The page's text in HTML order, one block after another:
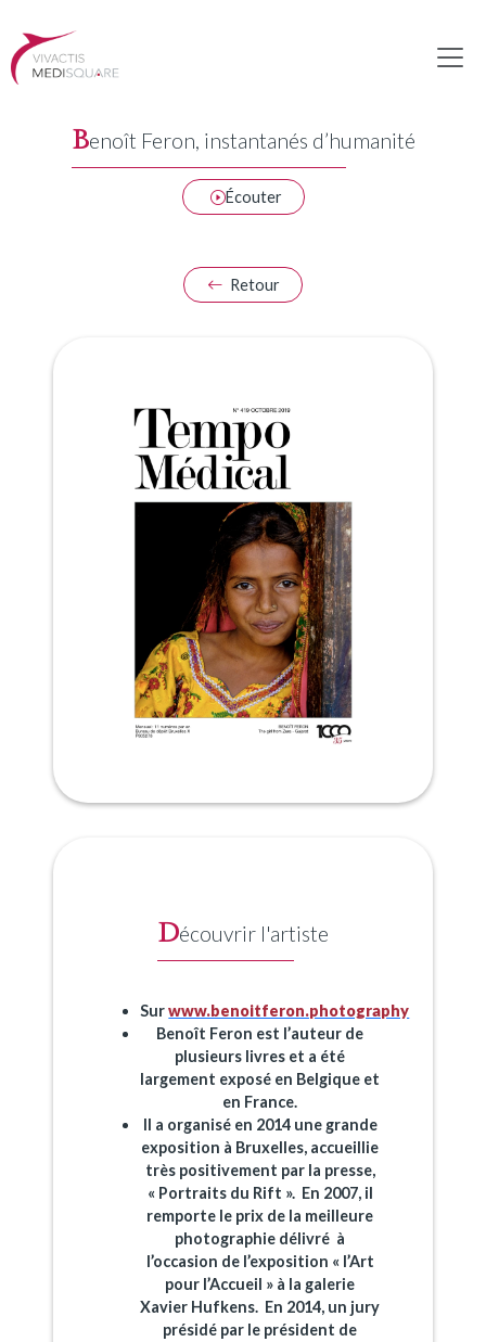
Benoît Feron, instantanés d’humanité
Écouter
Retour
Découvrir l'artiste
Surwww.benoitferon.photography
Benoît Feron est l’auteur de
plusieurs livres et a été
largement exposé en Belgique et
en France.
Il a organisé en 2014 une grande
exposition à Bruxelles, accueillie
très positivement par la presse,
« Portraits du Rift ». En 2007, il
remporte le prix de la meilleure
photographie délivré à
l’occasion de l’exposition « l’Art
pour l’Accueil » à la galerie
Xavier Hufkens. En 2014, un jury
présidé par le président de